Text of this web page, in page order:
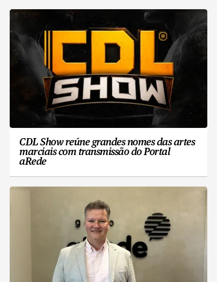
CDL Show reúne grandes nomes das artes
marciais com transmissão do Portal
aRede